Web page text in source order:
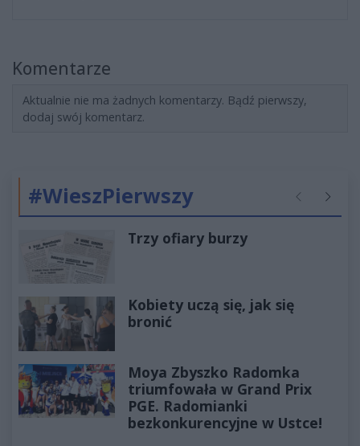
Komentarze
Aktualnie nie ma żadnych komentarzy. Bądź pierwszy,
dodaj swój komentarz.
#WieszPierwszy Poprzednie
Trzy ofiary burzy
Kobiety uczą się, jak się
bronić
Moya Zbyszko Radomka
triumfowała w Grand Prix
PGE. Radomianki
bezkonkurencyjne w Ustce!